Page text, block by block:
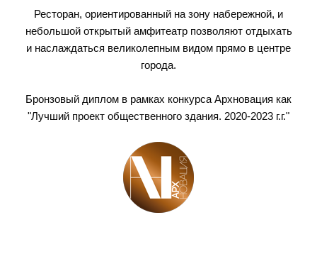
Ресторан, ориентированный на зону набережной, и
небольшой открытый амфитеатр позволяют отдыхать
и наслаждаться великолепным видом прямо в центре
города.
Бронзовый диплом в рамках конкурса Архновация как
"Лучший проект общественного здания. 2020-2023 г.г."